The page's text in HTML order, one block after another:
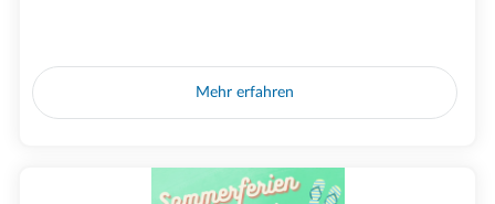
Mehr erfahren